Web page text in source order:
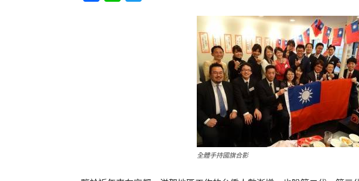
全體手持國旗合影